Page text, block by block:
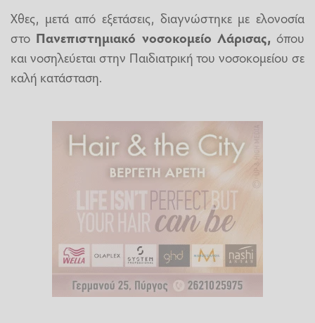
Χθες, μετά από εξετάσεις, διαγνώστηκε με ελονοσία
στο Πανεπιστημιακό νοσοκομείο Λάρισας, όπου
και νοσηλεύεται στην Παιδιατρική του νοσοκομείου σε
καλή κατάσταση.